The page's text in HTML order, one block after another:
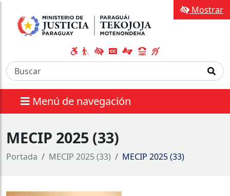
Menú de navegación
Mostrar
MECIP 2025 (33)
Portada MECIP 2025 (33) MECIP 2025 (33)